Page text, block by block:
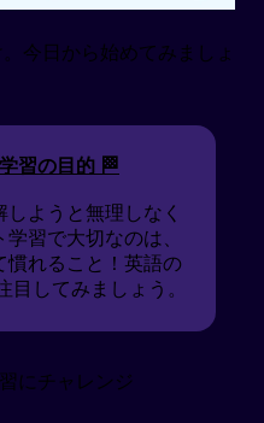
今日から始めてみましょ
習の目的 🏁
ようと無理しなく
習で大切なのは、
慣れること！英語の
してみましょう。
にチャレンジ